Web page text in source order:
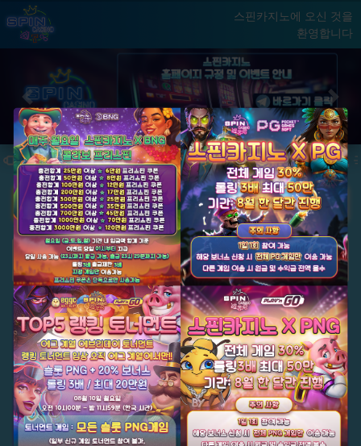
스핀카지노에 오신 것을
환영합니다
게임
Previous
Next
★ 국내 최초,